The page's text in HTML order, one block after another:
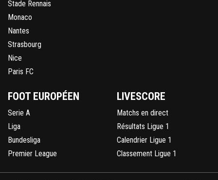
Stade Rennais
Monaco
Nantes
Strasbourg
Nice
Paris FC
FOOT EUROPÉEN
Serie A
Liga
Bundesliga
Premier League
LIVESCORE
Matchs en direct
Résultats Ligue 1
Calendrier Ligue 1
Classement Ligue 1